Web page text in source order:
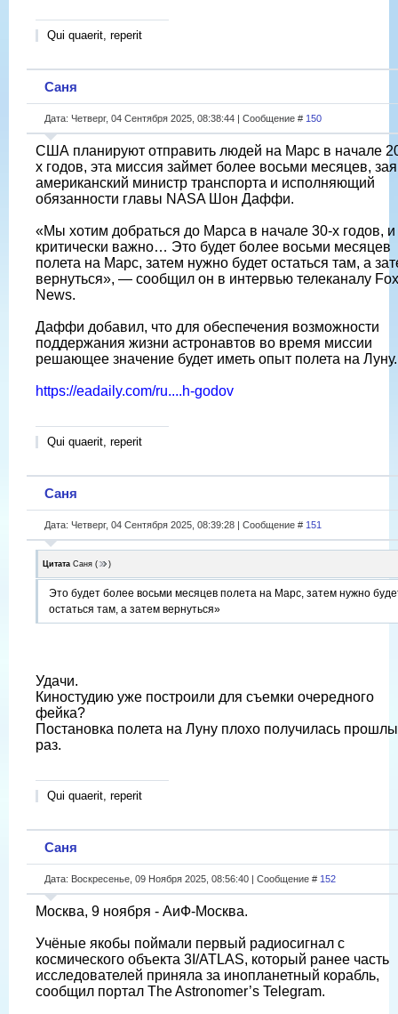
Qui quaerit, reperit
Саня
Дата: Четверг, 04 Сентября 2025, 08:38:44 | Сообщение # 150
США планируют отправить людей на Марс в начале
х годов, эта миссия займет более восьми месяцев,
американский министр транспорта и исполняющий
обязанности главы NASA Шон Даффи.
«Мы хотим добраться до Марса в начале 30-х годов, и
критически важно… Это будет более восьми месяцев
полета на Марс, затем нужно будет остаться там, а
вернуться», — сообщил он в интервью телеканалу Fox
News.
Даффи добавил, что для обеспечения возможности
поддержания жизни астронавтов во время миссии
решающее значение будет иметь опыт полета на Луну.
https://eadaily.com/ru....h-godov
Qui quaerit, reperit
Саня
Дата: Четверг, 04 Сентября 2025, 08:39:28 | Сообщение # 151
Цитата Саня ( )
Это будет более восьми месяцев полета на Марс, затем нужно
остаться там, а затем вернуться»
Удачи.
Киностудию уже построили для съемки очередного
фейка?
Постановка полета на Луну плохо получилась
раз.
Qui quaerit, reperit
Саня
Дата: Воскресенье, 09 Ноября 2025, 08:56:40 | Сообщение # 152
Москва, 9 ноября - АиФ-Москва.
Учёные якобы поймали первый радиосигнал с
космического объекта 3I/ATLAS, который ранее часть
исследователей приняла за инопланетный корабль,
сообщил портал The Astronomer’s Telegram.